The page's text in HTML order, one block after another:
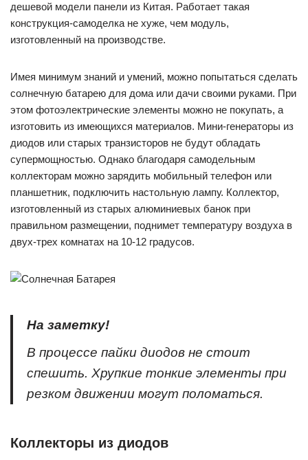
дешевой модели панели из Китая. Работает такая
конструкция-самоделка не хуже, чем модуль,
изготовленный на производстве.
Имея минимум знаний и умений, можно попытаться сделать
солнечную батарею для дома или дачи своими руками. При
этом фотоэлектрические элементы можно не покупать, а
изготовить из имеющихся материалов. Мини-генераторы из
диодов или старых транзисторов не будут обладать
супермощностью. Однако благодаря самодельным
коллекторам можно зарядить мобильный телефон или
планшетник, подключить настольную лампу. Коллектор,
изготовленный из старых алюминиевых банок при
правильном размещении, поднимет температуру воздуха в
двух-трех комнатах на 10-12 градусов.
На заметку!
В процессе пайки диодов не стоит
спешить. Хрупкие тонкие элементы при
резком движении могут поломаться.
Коллекторы из диодов